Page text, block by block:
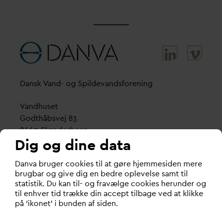
Dansk Vand- og Spildevandsforening
Vandhuset
Godthåbsvej 83
8660 Skanderborg
København
Vester Farimagsgade 1, 5. sal.
1606 København V
Tlf.: 70 21 00 55
Dig og dine data
Danva bruger cookies til at gøre hjemmesiden mere
brugbar og give dig en bedre oplevelse samt til
statistik. Du kan til- og fravælge cookies herunder og
til enhver tid trække din accept tilbage ved at klikke
på ‘ikonet’ i bunden af siden.